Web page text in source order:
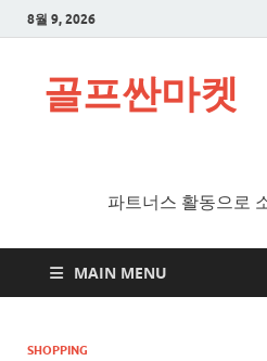
8월 9, 2026
골프싼마켓
파트너스 활동으로
MAIN MENU
SHOPPING